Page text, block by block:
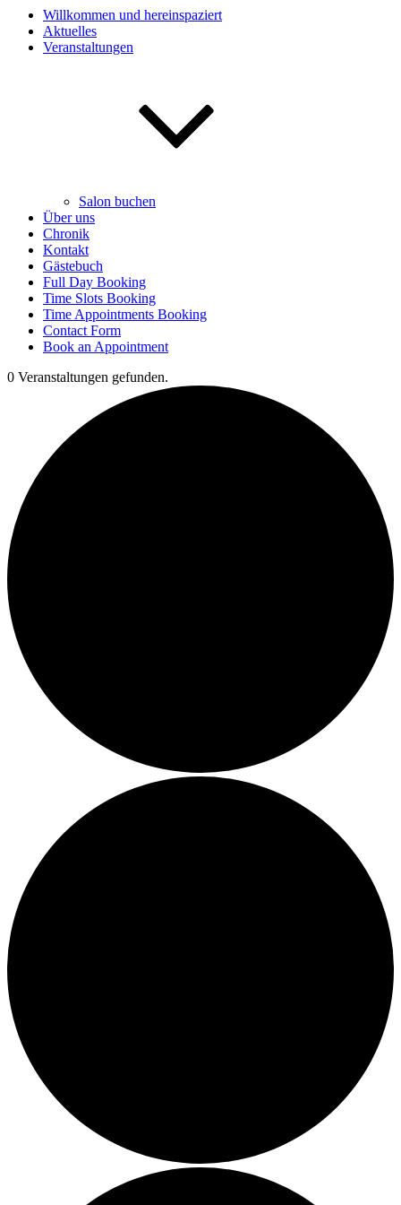
Willkommen und hereinspaziert
Aktuelles
Veranstaltungen
Salon buchen
Über uns
Chronik
Kontakt
Gästebuch
Full Day Booking
Time Slots Booking
Time Appointments Booking
Contact Form
Book an Appointment
0 Veranstaltungen gefunden.